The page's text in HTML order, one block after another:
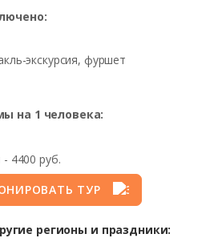
экскурсия, фуршет
на 1 человека:
4400 руб.
ТУР
регионы и праздники: